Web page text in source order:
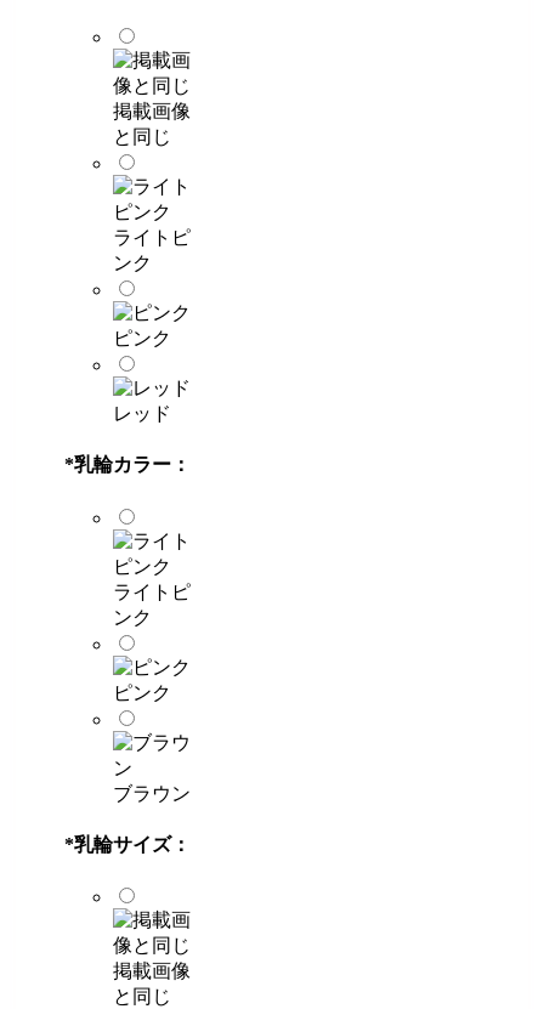
掲載画像
と同じ
ライトピ
ンク
ピンク
レッド
*乳輪カラー：
ライトピ
ンク
ピンク
ブラウン
*乳輪サイズ：
掲載画像
と同じ